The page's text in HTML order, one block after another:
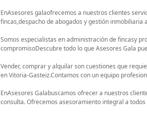
EnAsesores galaofrecemos a nuestros clientes
fincas,despacho de abogados y gestión inmobiliaria
Somos especialistas en administración de fincasy
compromisoDescubre todo lo que Asesores Gala
Vender, comprar y alquilar son cuestiones que
en Vitoria-Gasteiz.Contamos con un equipo
EnAsesores Galabuscamos ofrecer a nuestros
consulta. Ofrecemos asesoramiento integral a